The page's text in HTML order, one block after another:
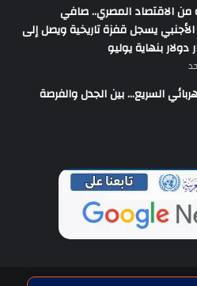
من الاقتصاد المصري.. صافي
الأجنبي يسجل قفزة تاريخية ويصل إلى
السريع… بين الجدل والفرصة